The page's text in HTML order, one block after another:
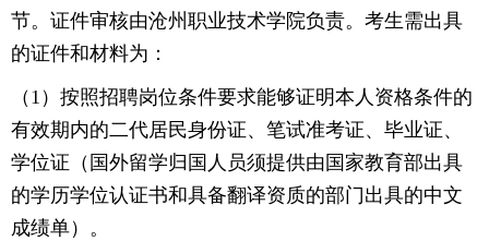
节。证件审核由沧州职业技术学院负责。考生需出具
的证件和材料为：
（1）按照招聘岗位条件要求能够证明本人资格条件的
有效期内的二代居民身份证、笔试准考证、毕业证、
学位证（国外留学归国人员须提供由国家教育部出具
的学历学位认证书和具备翻译资质的部门出具的中文
成绩单）。